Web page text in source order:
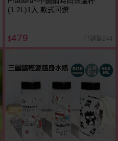
(1.2L)1入 款式可選
$479 已銷售244